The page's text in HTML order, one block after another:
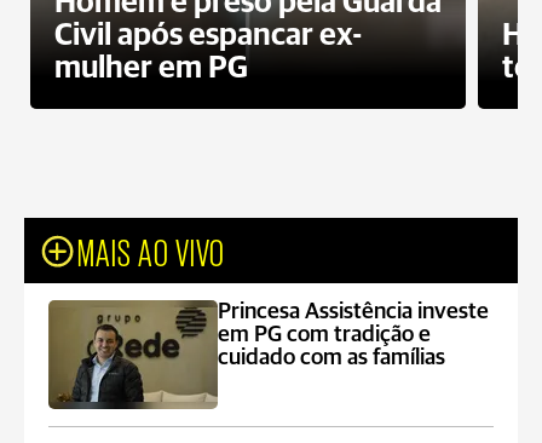
Civil após espancar ex-
mulher em PG
MAIS AO VIVO
Princesa Assistência investe
em PG com tradição e
cuidado com as famílias